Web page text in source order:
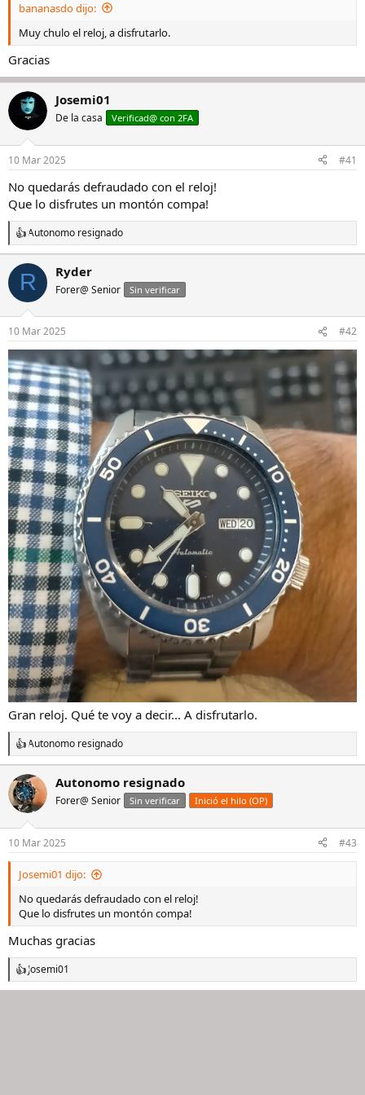
bananasdo dijo:
Muy chulo el reloj, a disfrutarlo.
Gracias
Josemi01
De la casa Verificad@ con 2FA
10 Mar 2025 #41
No quedarás defraudado con el reloj!
Que lo disfrutes un montón compa!
R
e
a
i
o
n
e
s
:
Autonomo resignado
R Ryder
Forer@ Senior Sin verificar
10 Mar 2025 #42
Gran reloj. Qué te voy a decir... A disfrutarlo.
R
e
a
c
c
o
n
e
Autonomo resignado
Autonomo resignado
Forer@ Senior Sin verificar Inició el hilo (OP)
10 Mar 2025 #43
Josemi01 dijo:
No quedarás defraudado con el reloj!
Que lo disfrutes un montón compa!
Muchas gracias
R
e
Josemi01